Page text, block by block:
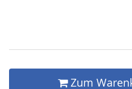
Zum